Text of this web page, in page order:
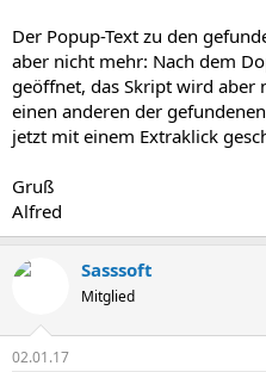
Der Popup-Text zu den
aber nicht mehr: Nach dem
geöffnet, das Skript wird aber
einen anderen der
jetzt mit einem Extraklick
Gruß
Alfred
Sasssoft
Mitglied
02.01.17